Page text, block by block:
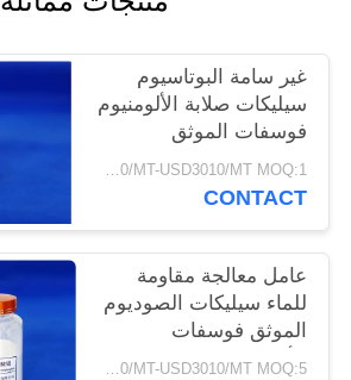
PRIVACY
POLICY
غير سامة البوتاسيوم
سيليكات صلابة الألومنيوم
فوسفات الموثق
USD2800/MT-USD3010/MT MOQ:1 كجم
CONTACT
عامل معالجة مقاومة
للماء سيليكات الصوديوم
الموثق فوسفات
الألومنيوم
USD2800/MT-USD3010/MT MOQ:5 طن